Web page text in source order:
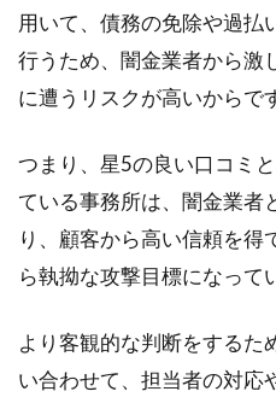
用いて、債務の免除や過払
行うため、闇金業者から激
に遭うリスクが高いからで
つまり、星5の良い口コミ
ている事務所は、闇金業者
り、顧客から高い信頼を得
ら執拗な攻撃目標になって
より客観的な判断をするた
い合わせて、担当者の対応